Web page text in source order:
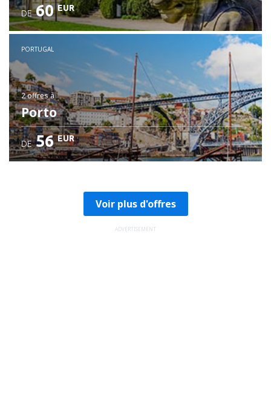
DE 60 EUR
PORTUGAL
2 offresà
Porto
DE 56 EUR
Voir plus d'offres
ADVERTISEMENT